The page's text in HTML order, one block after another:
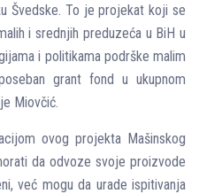
Švedske. To je projekat koji se
i srednjih preduzeća u BiH u
i politikama podrške malim
grant fond u ukupnom
Miovčić.
ovog projekta Mašinskog
da odvoze svoje proizvode
već mogu da urade ispitivanja